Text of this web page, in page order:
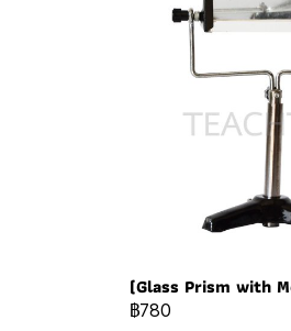
(Glass Prism with
฿780